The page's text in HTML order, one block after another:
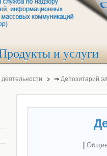
и услуги
⇒ Депозитарий